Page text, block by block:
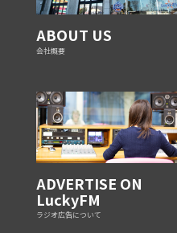
ABOUT US
会社概要
ADVERTISE ON
LuckyFM
ラジオ広告について